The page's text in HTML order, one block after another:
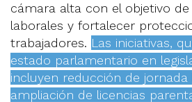
cámara alta con el objetivo
laborales y fortalecer
trabajadores. Las iniciativas,
estado parlamentario en
incluyen reducción de jornada
ampliación de licencias